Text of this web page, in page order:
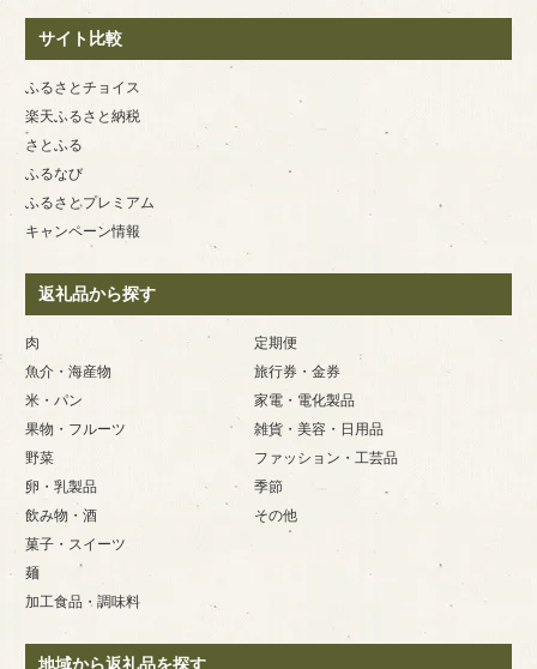
サイト比較
ふるさとチョイス
楽天ふるさと納税
さとふる
ふるなび
ふるさとプレミアム
キャンペーン情報
返礼品から探す
肉
魚介・海産物
米・パン
果物・フルーツ
野菜
卵・乳製品
飲み物・酒
菓子・スイーツ
麺
加工食品・調味料
定期便
旅行券・金券
家電・電化製品
雑貨・美容・日用品
ファッション・工芸品
季節
その他
地域から返礼品を探す